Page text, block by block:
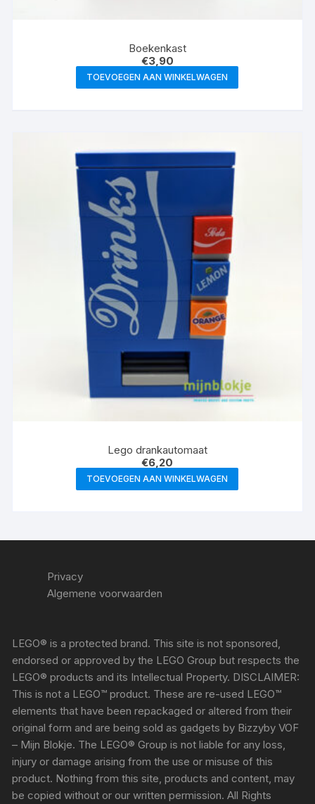
Boekenkast
€3,90
TOEVOEGEN AAN WINKELWAGEN
Lego drankautomaat
€6,20
TOEVOEGEN AAN WINKELWAGEN
Privacy
Algemene voorwaarden
LEGO® is a protected brand. This site is not sponsored,
endorsed or approved by the LEGO Group but respects the
LEGO® products and its Intellectual Property. DISCLAIMER:
This is not a LEGO™ product. These are re-used LEGO™
elements that have been repackaged or altered from their
original form and are being sold as gadgets by Bizzyby VOF
– Mijn Blokje. The LEGO® Group is not liable for any loss,
injury or damage arising from the use or misuse of this
product. Nothing from this site, products and content, may
be copied without or our written permission. All Rights